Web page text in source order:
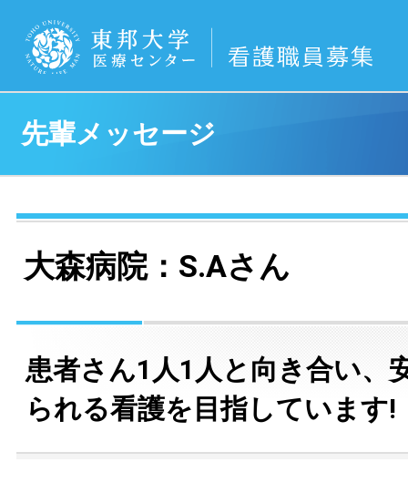
先輩メッセージ
大森病院：S.Aさん
患者さん1人1人と向き合い、
られる看護を目指しています!